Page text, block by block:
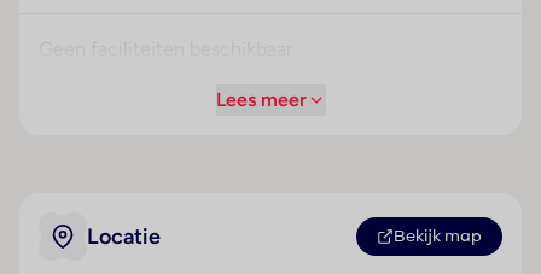
Lees meer
Locatie Bekijk map